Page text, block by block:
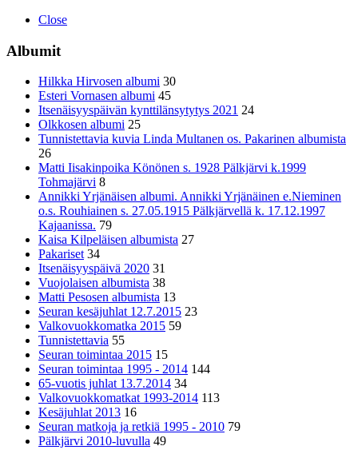
Close
Albumit
Hilkka Hirvosen albumi 30
Esteri Vornasen albumi 45
Itsenäisyyspäivän kynttilänsytytys 2021 24
Olkkosen albumi 25
Tunnistettavia kuvia Linda Multanen os. Pakarinen albumista
26
Matti Iisakinpoika Könönen s. 1928 Pälkjärvi k.1999
Tohmajärvi 8
Annikki Yrjänäisen albumi. Annikki Yrjänäinen e.Nieminen
o.s. Rouhiainen s. 27.05.1915 Pälkjärvellä k. 17.12.1997
Kajaanissa. 79
Kaisa Kilpeläisen albumista 27
Pakariset 34
Itsenäisyyspäivä 2020 31
Vuojolaisen albumista 38
Matti Pesosen albumista 13
Seuran kesäjuhlat 12.7.2015 23
Valkovuokkomatka 2015 59
Tunnistettavia 55
Seuran toimintaa 2015 15
Seuran toimintaa 1995 - 2014 144
65-vuotis juhlat 13.7.2014 34
Valkovuokkomatkat 1993-2014 113
Kesäjuhlat 2013 16
Seuran matkoja ja retkiä 1995 - 2010 79
Pälkjärvi 2010-luvulla 49